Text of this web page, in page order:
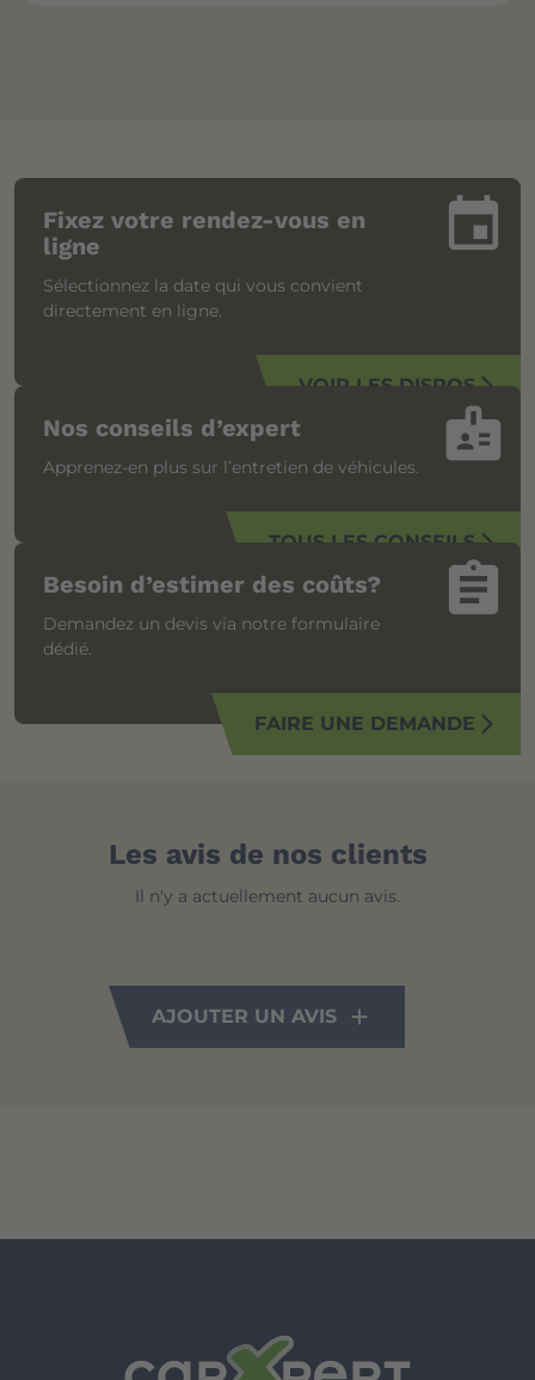
insert_invitation
Fixez votre rendez-vous en
ligne
Sélectionnez la date qui vous convient
directement en ligne.
VOIR LES DISPOSarrow_forward_ios
badge
Nos conseils d’expert
Apprenez-en plus sur l’entretien de véhicules.
TOUS LES CONSEILSarrow_forward_ios
assignment
Besoin d’estimer des coûts?
Demandez un devis via notre formulaire
dédié.
FAIRE UNE DEMANDE arrow_forward_ios
Les avis de nos clients
Il n'y a actuellement aucun avis.
AJOUTER UN AVIS